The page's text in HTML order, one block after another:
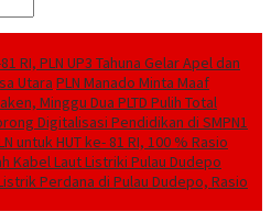
RI, PLN UP3 Tahuna Gelar Apel dan
Utara PLN Manado Minta Maaf
Minggu Dua PLTD Pulih Total
Digitalisasi Pendidikan di SMPN1
untuk HUT ke- 81 RI, 100 % Rasio
Kabel Laut Listriki Pulau Dudepo
Perdana di Pulau Dudepo, Rasio